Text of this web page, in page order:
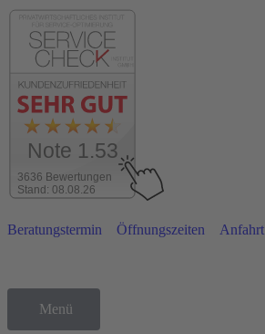
3636 Bewertungen
Stand: 08.08.26
Note 1.53
Beratungstermin Öffnungszeiten Anfahrt
Menü
Sortiment